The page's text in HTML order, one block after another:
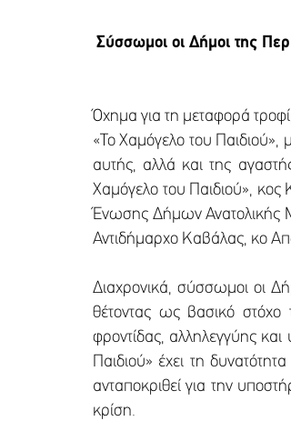
Σύσσωμοι οι Δήμοι της
Όχημα για τη μεταφορά
«Το Χαμόγελο του Παιδιού»,
αυτής, αλλά και της
Χαμόγελο του Παιδιού», κος
Ένωσης Δήμων Ανατολικής
Αντιδήμαρχο Καβάλας, κο
Διαχρονικά, σύσσωμοι οι
θέτοντας ως βασικό στόχο
φροντίδας, αλληλεγγύης
Παιδιού» έχει τη
ανταποκριθεί για την
κρίση.